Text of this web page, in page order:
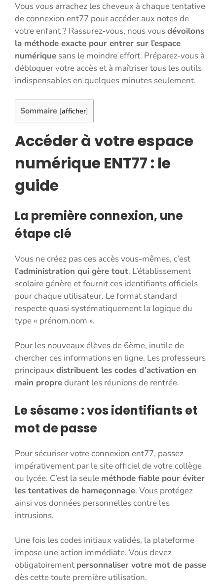
Vous vous arrachez les cheveux à chaque tentative
de connexion ent77 pour accéder aux notes de
votre enfant ? Rassurez-vous, nous vousdévoilons
la méthode exacte pour entrer sur l’espace
numérique sans le moindre effort. Préparez-vous à
débloquer votre accès et à maîtriser tous les outils
indispensables en quelques minutes seulement.
Sommaire [afficher]
Accéder à votre espace
numérique ENT77 : le
guide
La première connexion, une
étape clé
Vous ne créez pas ces accès vous-mêmes, c’est
l’administration qui gère tout. L’établissement
scolaire génère et fournit ces identifiants officiels
pour chaque utilisateur. Le format standard
respecte quasi systématiquement la logique du
type « prénom.nom ».
Pour les nouveaux élèves de 6ème, inutile de
chercher ces informations en ligne. Les professeurs
principaux distribuent les codes d’activation en
main propredurant les réunions de rentrée.
Le sésame : vos identifiants et
mot de passe
Pour sécuriser votre connexion ent77, passez
impérativement par le site officiel de votre collège
ou lycée. C’est la seule méthode fiable pour éviter
les tentatives de hameçonnage. Vous protégez
ainsi vos données personnelles contre les
intrusions.
Une fois les codes initiaux validés, la plateforme
impose une action immédiate. Vous devez
obligatoirement personnaliser votre mot de passe
dès cette toute première utilisation.